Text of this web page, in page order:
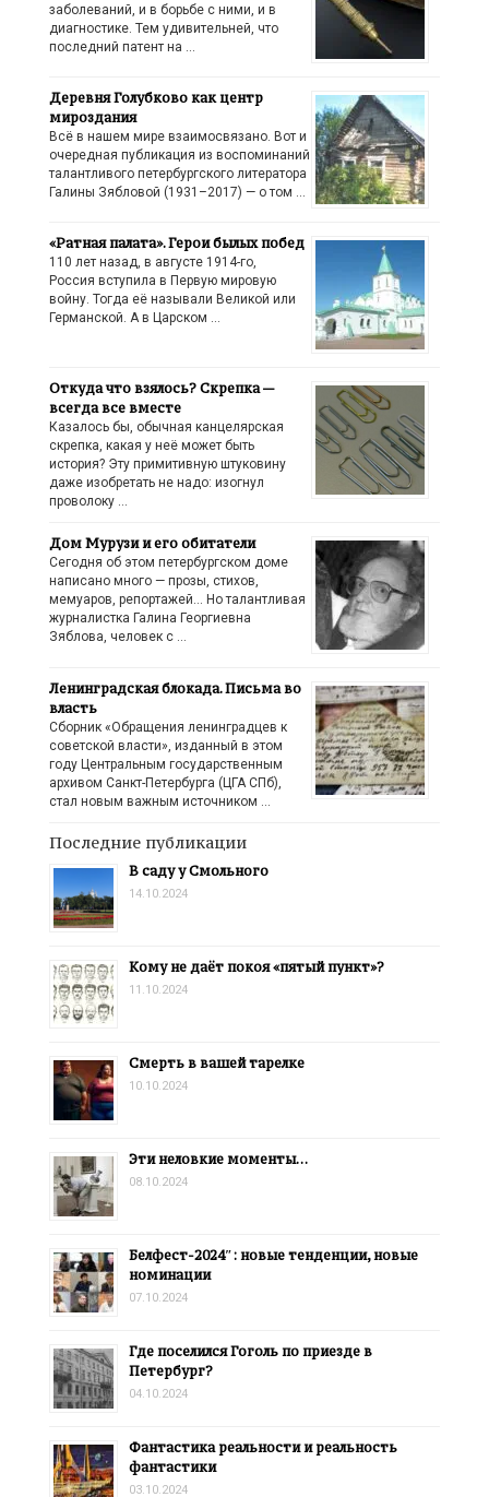
заболеваний, и в борьбе с ними, и в
диагностике. Тем удивительней, что
последний патент на …
Деревня Голубково как центр
мироздания
Всё в нашем мире взаимосвязано. Вот и
очередная публикация из воспоминаний
талантливого петербургского литератора
Галины Зябловой (1931–2017) — о том …
«Ратная палата». Герои былых побед
110 лет назад, в августе 1914-го,
Россия вступила в Первую мировую
войну. Тогда её называли Великой или
Германской. А в Царском …
Откуда что взялось? Скрепка —
всегда все вместе
Казалось бы, обычная канцелярская
скрепка, какая у неё может быть
история? Эту примитивную штуковину
даже изобретать не надо: изогнул
проволоку …
Дом Мурузи и его обитатели
Сегодня об этом петербургском доме
написано много — прозы, стихов,
мемуаров, репортажей… Но талантливая
журналистка Галина Георгиевна
Зяблова, человек с …
Ленинградская блокада. Письма во
власть
Сборник «Обращения ленинградцев к
советской власти», изданный в этом
году Центральным государственным
архивом Санкт-Петербурга (ЦГА СПб),
стал новым важным источником …
Последние публикации
В саду у Смольного
14.10.2024
Кому не даёт покоя «пятый пункт»?
11.10.2024
Смерть в вашей тарелке
10.10.2024
Эти неловкие моменты…
08.10.2024
Белфест-2024″: новые тенденции, новые
номинации
07.10.2024
Где поселился Гоголь по приезде в
Петербург?
04.10.2024
Фантастика реальности и реальность
фантастики
03.10.2024